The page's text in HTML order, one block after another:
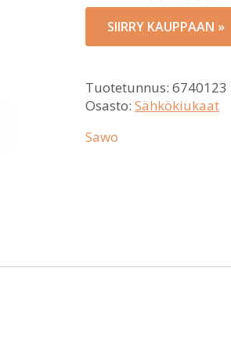
SIIRRY KAUPPAAN »
Tuotetunnus: 6740123
Osasto: Sähkökiukaat
Sawo